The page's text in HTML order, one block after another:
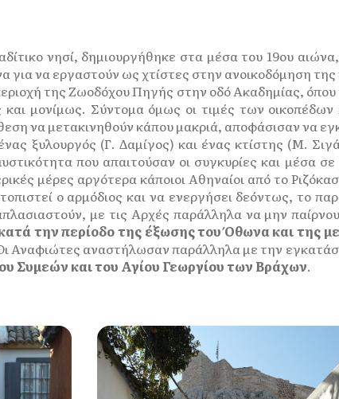
νησί, δημιουργήθηκε στα μέσα του 19ου
για να εργαστούν ως χτίστες στην ανοικοδόμηση
της Ζωοδόχου Πηγής στην οδό Ακαδημίας, όπου
μονίμως. Σύντομα όμως οι τιμές των
να μετακινηθούν κάπου μακριά, αποφάσισαν να
ξυλουργός (Γ. Δαμίγος) και ένας κτίστης (Μ.
που απαιτούσαν οι συγκυρίες και μέσα
μέρες αργότερα κάποιοι Αθηναίοι από το
ο αρμόδιος και να ενεργήσει δεόντως, το
με τις Αρχές παράλληλα να μην
την περίοδο της έξωσης του Όθωνα και της
Αναφιώτες αναστήλωσαν παράλληλα με την
Συμεών και του Αγίου Γεωργίου των Βράχων.